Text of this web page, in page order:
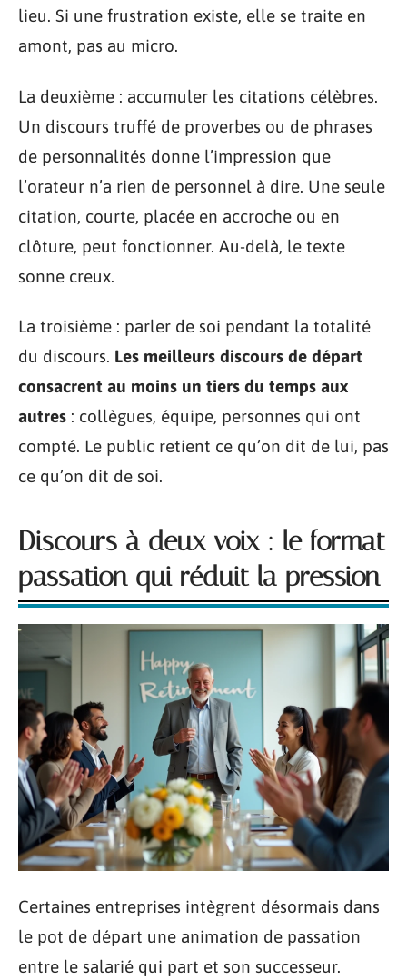
lieu. Si une frustration existe, elle se traite en
amont, pas au micro.
La deuxième : accumuler les citations célèbres.
Un discours truffé de proverbes ou de phrases
de personnalités donne l’impression que
l’orateur n’a rien de personnel à dire. Une seule
citation, courte, placée en accroche ou en
clôture, peut fonctionner. Au-delà, le texte
sonne creux.
La troisième : parler de soi pendant la totalité
du discours. Les meilleurs discours de départ
consacrent au moins un tiers du temps aux
autres : collègues, équipe, personnes qui ont
compté. Le public retient ce qu’on dit de lui, pas
ce qu’on dit de soi.
Discours à deux voix : le format
passation qui réduit la pression
Certaines entreprises intègrent désormais dans
le pot de départ une animation de passation
entre le salarié qui part et son successeur.